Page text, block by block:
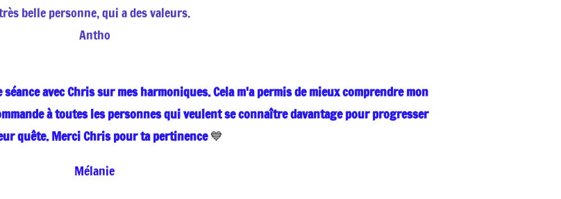
belle personne, qui a des valeurs.
Antho
avec Chris sur mes harmoniques. Cela m'a permis de mieux comprendre mon
à toutes les personnes qui veulent se connaître davantage pour progresser
quête. Merci Chris pour ta pertinence💙
Mélanie